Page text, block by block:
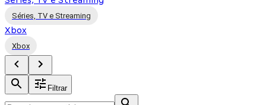
Séries, TV e Streaming
Xbox
Xbox
Filtrar